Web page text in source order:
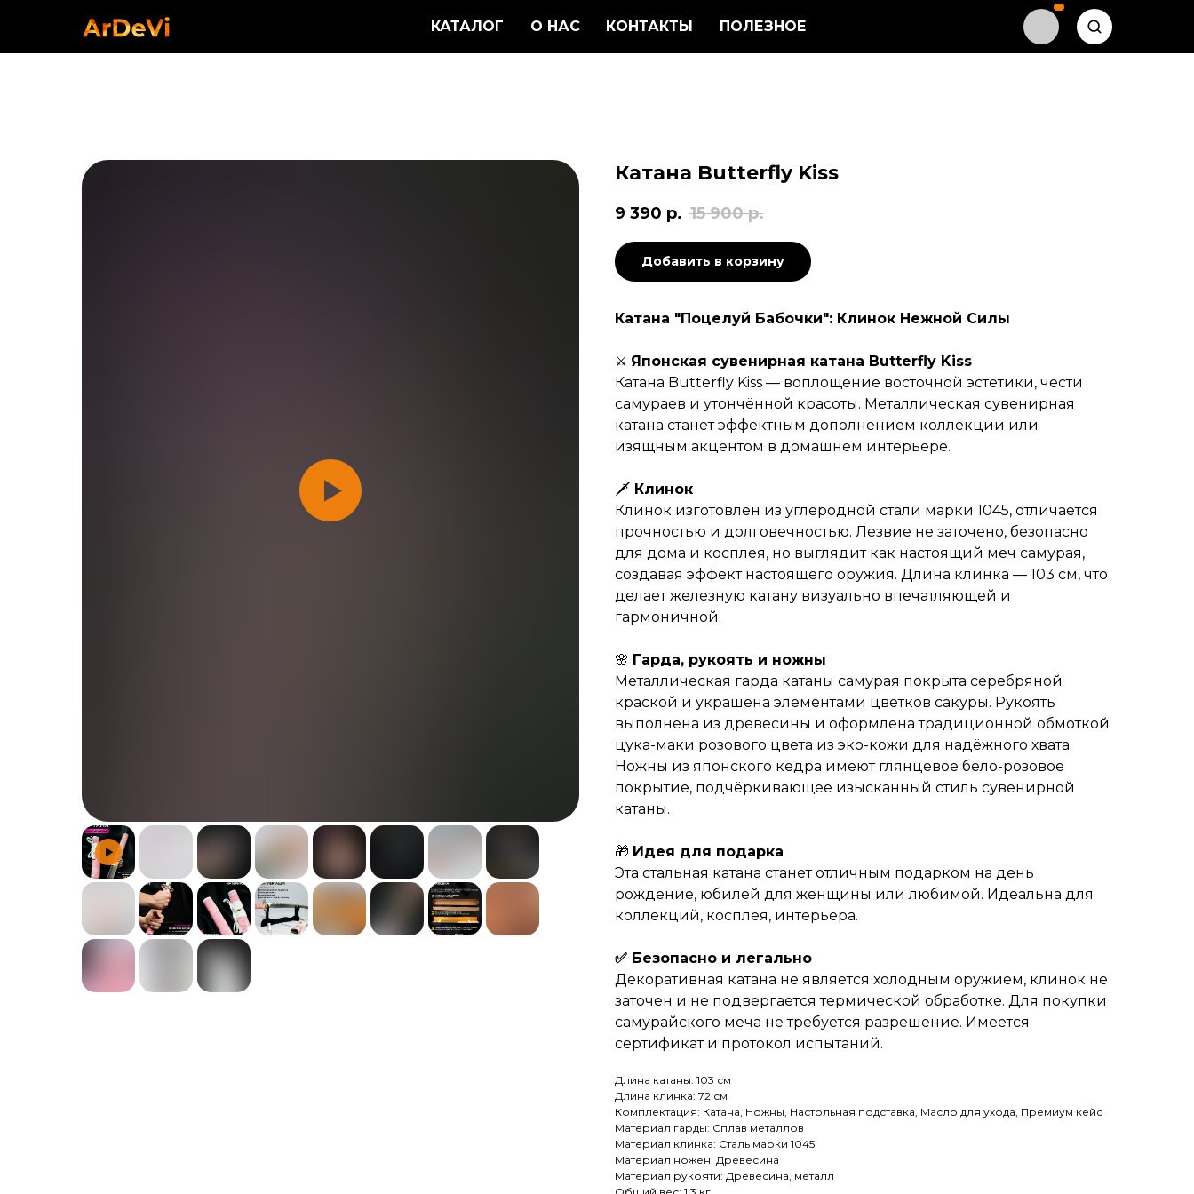
О НАС ПОЛЕЗНОЕ
КОНТАКТЫ
КАТАЛОГ
Катана Butterfly Kiss
9 390 р. 15 900 р.
Добавить в корзину
Катана "Поцелуй Бабочки": Клинок Нежной Силы
⚔️ Японская сувенирная катана Butterfly Kiss
Катана Butterfly Kiss — воплощение восточной эстетики, чести
самураев и утончённой красоты. Металлическая сувенирная
катана станет эффектным дополнением коллекции или
изящным акцентом в домашнем интерьере.
🗡 Клинок
Клинок изготовлен из углеродной стали марки 1045, отличается
прочностью и долговечностью. Лезвие не заточено, безопасно
для дома и косплея, но выглядит как настоящий меч самурая,
создавая эффект настоящего оружия. Длина клинка — 103 см, что
делает железную катану визуально впечатляющей и
гармоничной.
🌸 Гарда, рукоять и ножны
Металлическая гарда катаны самурая покрыта серебряной
краской и украшена элементами цветков сакуры. Рукоять
выполнена из древесины и оформлена традиционной обмоткой
цука-маки розового цвета из эко-кожи для надёжного хвата.
Ножны из японского кедра имеют глянцевое бело-розовое
покрытие, подчёркивающее изысканный стиль сувенирной
катаны.
🎁 Идея для подарка
Эта стальная катана станет отличным подарком на день
рождение, юбилей для женщины или любимой. Идеальна для
коллекций, косплея, интерьера.
✅ Безопасно и легально
Декоративная катана не является холодным оружием, клинок не
заточен и не подвергается термической обработке. Для покупки
самурайского меча не требуется разрешение. Имеется
сертификат и протокол испытаний.
Длина катаны: 103 см
Длина клинка: 72 см
Комплектация: Катана, Ножны, Настольная подставка, Масло для ухода, Премиум кейс
Материал гарды: Сплав металлов
Материал клинка: Сталь марки 1045
Материал ножен: Древесина
Материал рукояти: Древесина, металл